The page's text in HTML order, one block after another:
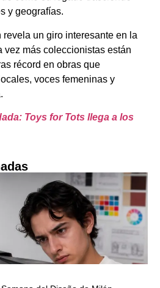
y geografías.
revela un giro interesante en la
vez más coleccionistas están
récord en obras que
voces femeninas y
Toys for Tots llega a los